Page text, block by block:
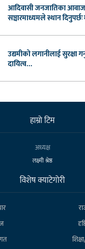
आदिवासी जनजातिका
सञ्चारमाध्यमले स्थान दिनुपर्छः
उद्यमीको लगानीलाई सुरक्षा
दायित्व...
हाम्राे टिम
अध्यक्ष
लक्ष्मी श्रेष्ठ
विशेष क्याटेगाेरी